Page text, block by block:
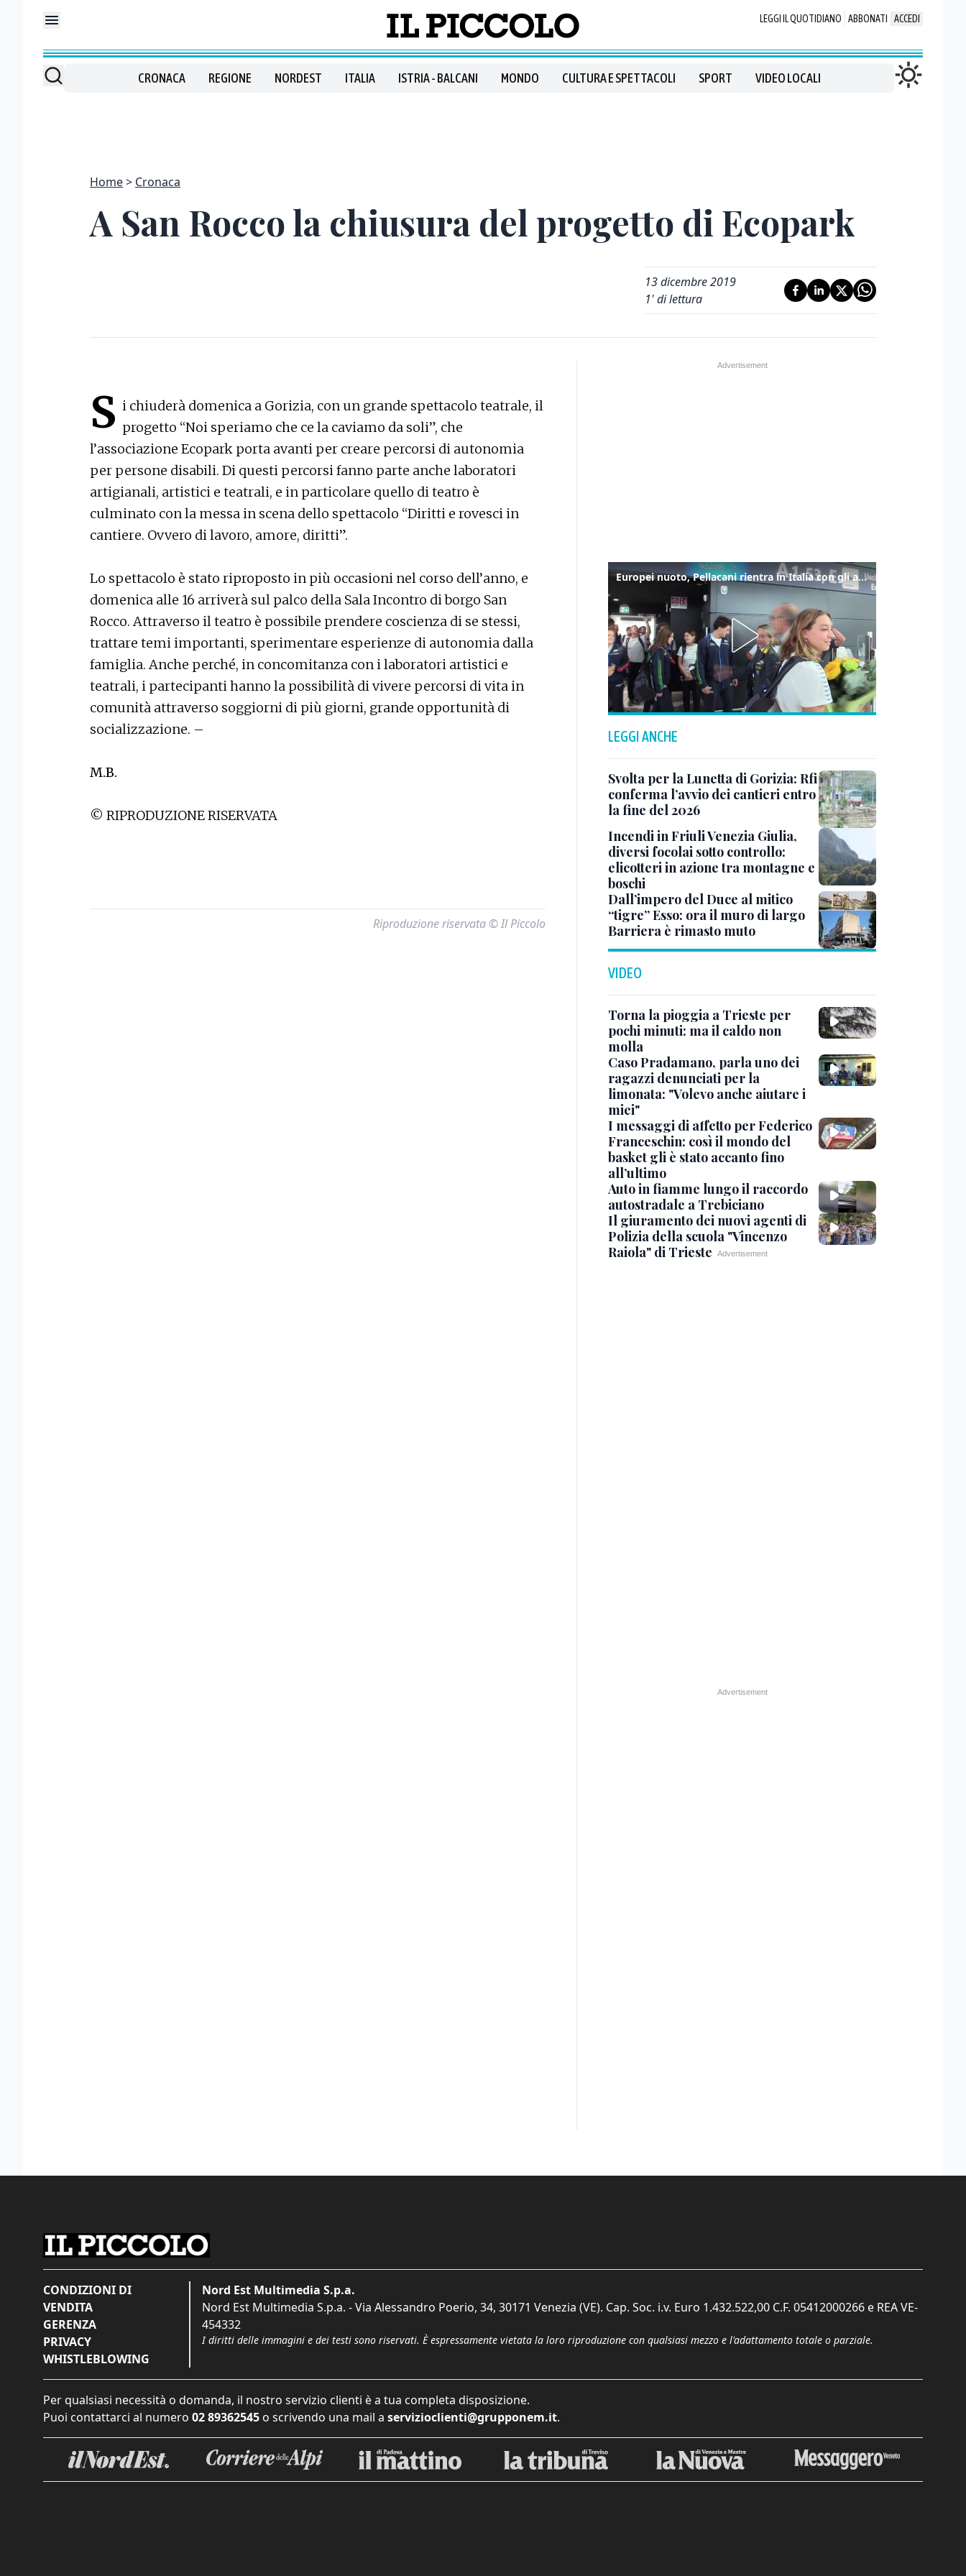
LEGGI IL QUOTIDIANO ABBONATI ACCEDI
CRONACA REGIONE NORDEST ITALIA ISTRIA - BALCANI MONDO CULTURA E SPETTACOLI SPORT VIDEO LOCALI
Home Cronaca
A San Rocco la chiusura del progetto di Ecopark
13 dicembre 2019
1' di lettura
S i chiuderà domenica a Gorizia, con un grande spettacolo teatrale, il
progetto “Noi speriamo che ce la caviamo da soli”, che
l’associazione Ecopark porta avanti per creare percorsi di autonomia
per persone disabili. Di questi percorsi fanno parte anche laboratori
artigianali, artistici e teatrali, e in particolare quello di teatro è
culminato con la messa in scena dello spettacolo “Diritti e rovesci in
cantiere. Ovvero di lavoro, amore, diritti”.
Lo spettacolo è stato riproposto in più occasioni nel corso dell’anno, e
domenica alle 16 arriverà sul palco della Sala Incontro di borgo San
Rocco. Attraverso il teatro è possibile prendere coscienza di se stessi,
trattare temi importanti, sperimentare esperienze di autonomia dalla
famiglia. Anche perché, in concomitanza con i laboratori artistici e
teatrali, i partecipanti hanno la possibilità di vivere percorsi di vita in
comunità attraverso soggiorni di più giorni, grande opportunità di
socializzazione. –
M.B.
© RIPRODUZIONE RISERVATA
Riproduzione riservata © Il Piccolo
Europei nuoto, Pellacani rientra in Italia con gli azzurri dei tuffi
LEGGI ANCHE
Svolta per la Lunetta di Gorizia: Rfi
conferma l’avvio dei cantieri entro
la fine del 2026
Incendi in Friuli Venezia Giulia,
diversi focolai sotto controllo:
elicotteri in azione tra montagne e
boschi
Dall’impero del Duce al mitico
“tigre” Esso: ora il muro di largo
Barriera è rimasto muto
VIDEO
Torna la pioggia a Trieste per
pochi minuti: ma il caldo non
molla
Caso Pradamano, parla uno dei
ragazzi denunciati per la
limonata: "Volevo anche aiutare i
miei"
I messaggi di affetto per Federico
Franceschin: così il mondo del
basket gli è stato accanto fino
all’ultimo
Auto in fiamme lungo il raccordo
autostradale a Trebiciano
Il giuramento dei nuovi agenti di
Polizia della scuola "Vincenzo
Raiola" di Trieste
CONDIZIONI DI
VENDITA
GERENZA
PRIVACY
WHISTLEBLOWING
Nord Est Multimedia S.p.a.
Nord Est Multimedia S.p.a. - Via Alessandro Poerio, 34, 30171 Venezia (VE). Cap. Soc. i.v. Euro 1.432.522,00 C.F. 05412000266 e REA VE-
454332
I diritti delle immagini e dei testi sono riservati. È espressamente vietata la loro riproduzione con qualsiasi mezzo e l'adattamento totale o parziale.
Per qualsiasi necessità o domanda, il nostro servizio clienti è a tua completa disposizione.
Puoi contattarci al numero 02 89362545 o scrivendo una mail a servizioclienti@grupponem.it.